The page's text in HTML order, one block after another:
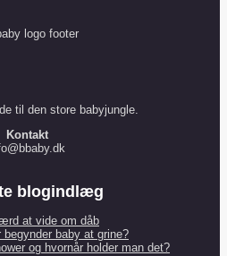
til den store babyjungle.
Kontakt
blogindlæg
at vide om dåb
begynder baby at grine?
og hvornår holder man det?